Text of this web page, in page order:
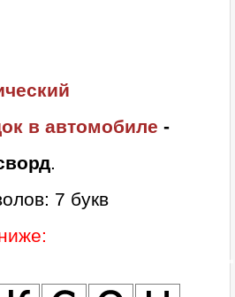
в автомобиле -
.
7 букв